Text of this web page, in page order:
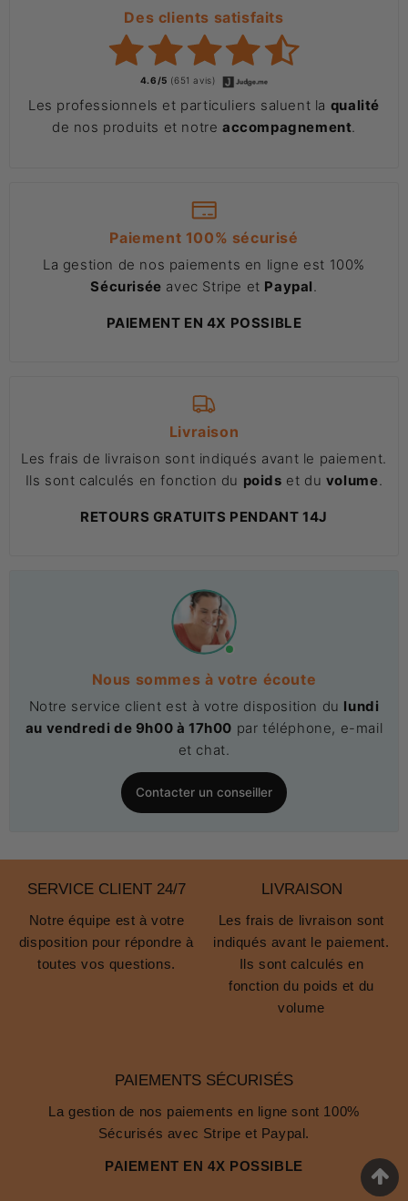
Des clients satisfaits
4.6/5 (651 avis)
Les professionnels et particuliers saluent la qualité
de nos produits et notre accompagnement
Paiement 100% sécurisé
La gestion de nos paiements en ligne est 100%
Sécurisée avec Stripe et Paypal
PAIEMENT EN 4X POSSIBLE
Livraison
Les frais de livraison sont indiqués avant le paiement.
Ils sont calculés en fonction du poids et du volume
RETOURS GRATUITS PENDANT 14J
Nous sommes à votre écoute
Notre service client est à votre disposition du lundi
au vendredi de 9h00 à 17h00 par téléphone, e-mail
et chat.
Contacter un conseiller
SERVICE CLIENT 24/7
Notre équipe est à votre
disposition pour répondre à
toutes vos questions.
LIVRAISON
Les frais de livraison sont
indiqués avant le paiement.
Ils sont calculés en
fonction du poids et du
volume
PAIEMENTS SÉCURISÉS
La gestion de nos paiements en ligne sont 100%
Sécurisés avec Stripe et Paypal.
PAIEMENT EN 4X POSSIBLE